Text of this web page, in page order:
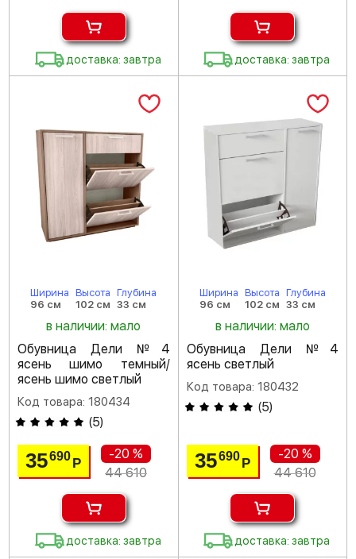
доставка: завтра доставка: завтра
Ширина
96 см
Высота
102 см
Глубина
33 см
в наличии: мало
Обувница Дели №4
ясень шимо темный/
ясень шимо светлый
Код товара: 180434
(5)
35690Р
-20 %
44 610
доставка: завтра
Ширина
96 см
Высота
102 см
Глубина
33 см
в наличии: мало
Обувница Дели №4
ясень светлый
Код товара: 180432
(5)
35690 Р
-20 %
44 610
доставка: завтра